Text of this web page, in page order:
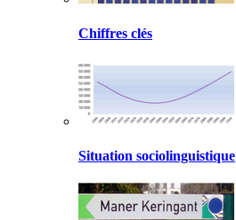
Chiffres clés
Situation sociolinguistique